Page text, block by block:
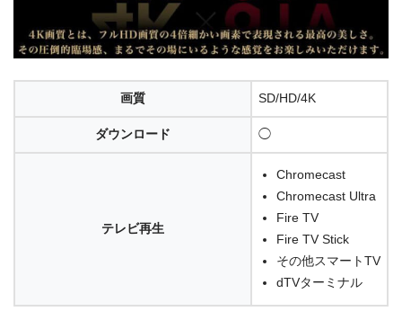
画質 SD/HD/4K
ダウンロード ◯
テレビ再生
Chromecast
Chromecast Ultra
Fire TV
Fire TV Stick
その他スマートTV
dTVターミナル